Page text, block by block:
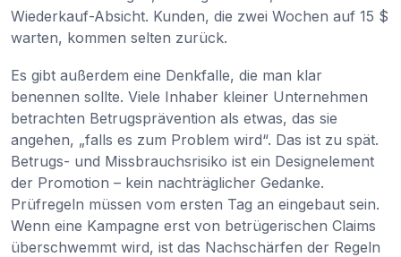
Wiederkauf-Absicht. Kunden, die zwei Wochen auf 15 $
warten, kommen selten zurück.
Es gibt außerdem eine Denkfalle, die man klar
benennen sollte. Viele Inhaber kleiner Unternehmen
betrachten Betrugsprävention als etwas, das sie
angehen, „falls es zum Problem wird“. Das ist zu spät.
Betrugs- und Missbrauchsrisiko ist ein Designelement
der Promotion – kein nachträglicher Gedanke.
Prüfregeln müssen vom ersten Tag an eingebaut sein.
Wenn eine Kampagne erst von betrügerischen Claims
überschwemmt wird, ist das Nachschärfen der Regeln